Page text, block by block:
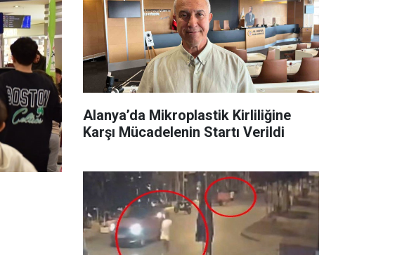
Alanya’da Mikroplastik Kirliliğine
Karşı Mücadelenin Startı Verildi